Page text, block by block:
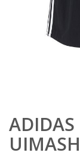
ADIDAS